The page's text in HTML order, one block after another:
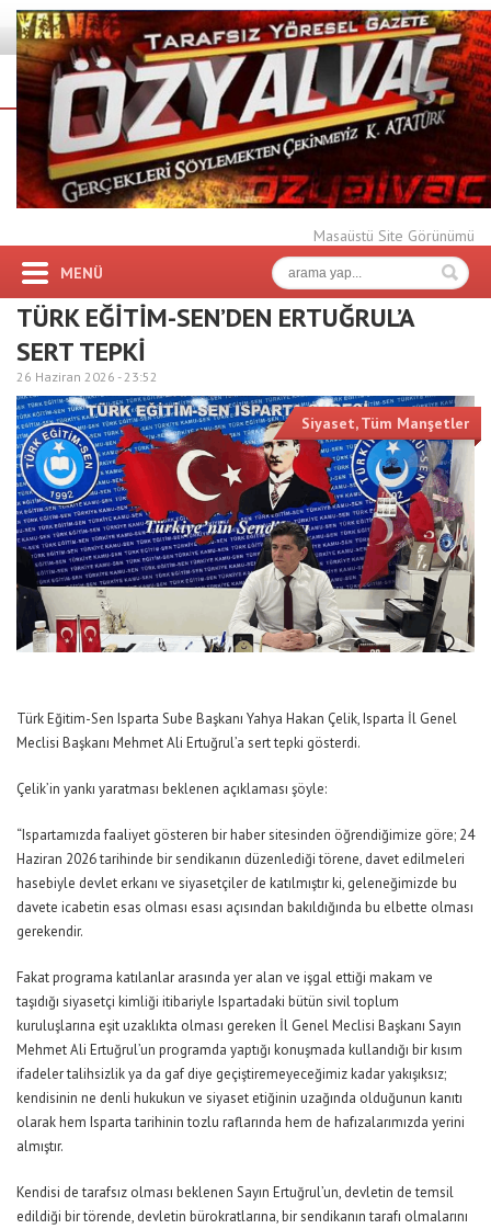
Masaüstü Site Görünümü
MENÜ
TÜRK EĞİTİM-SEN’DEN ERTUĞRUL’A
SERT TEPKİ
26 Haziran 2026 - 23:52
Siyaset,Tüm Manşetler
Türk Eğitim-Sen Isparta Sube Başkanı Yahya Hakan Çelik, Isparta İl Genel
Meclisi Başkanı Mehmet Ali Ertuğrul’a sert tepki gösterdi.
Çelik’in yankı yaratması beklenen açıklaması şöyle:
“Ispartamızda faaliyet gösteren bir haber sitesinden öğrendiğimize göre; 24
Haziran 2026 tarihinde bir sendikanın düzenlediği törene, davet edilmeleri
hasebiyle devlet erkanı ve siyasetçiler de katılmıştır ki, geleneğimizde bu
davete icabetin esas olması esası açısından bakıldığında bu elbette olması
gerekendir.
Fakat programa katılanlar arasında yer alan ve işgal ettiği makam ve
taşıdığı siyasetçi kimliği itibariyle Ispartadaki bütün sivil toplum
kuruluşlarına eşit uzaklıkta olması gereken İl Genel Meclisi Başkanı Sayın
Mehmet Ali Ertuğrul’un programda yaptığı konuşmada kullandığı bir kısım
ifadeler talihsizlik ya da gaf diye geçiştiremeyeceğimiz kadar yakışıksız;
kendisinin ne denli hukukun ve siyaset etiğinin uzağında olduğunun kanıtı
olarak hem Isparta tarihinin tozlu raflarında hem de hafızalarımızda yerini
almıştır.
Kendisi de tarafsız olması beklenen Sayın Ertuğrul’un, devletin de temsil
edildiği bir törende, devletin bürokratlarına, bir sendikanın tarafı olmalarını